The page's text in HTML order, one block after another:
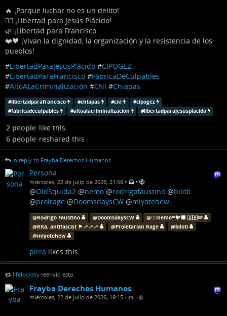
🔥 ¡Porque luchar no es un delito!
✊🏽 ¡Libertad para Jesús Plácido!
🌿 ¡Libertad para Francisco
❤️🖤 ¡Vivan la dignidad, la organización y la resistencia de los
pueblos!
#LibertadParaJesúsPlácido #CIPOGEZ
#LibertadParaFrancisco #FábricaDeCulpables
#AltoALaCriminalización #CNI #Chiapas
#libertadparafrancisco #chiapas #cni #cipogez
#fabricadeculpables #altoalacriminalizacion #libertadparajesusplacido
2 people like this
6 people reshared this
in reply to Frayba Derechos Humanos
Persona
miércoles, 22 de julio de 2026, 21:58 • •
@OldSquida2 @nemo @rodrigofaustino @biloti
@prolrage @DoomsdaysCW @miyotehew
@Rodrigo Faustino @DoomsdaysCW @🐦‍🔥nemo™🐦‍⬛ 🇺🇦🍉
@Rita, antifascist 🏴🦯🦯🦯 @Proletarian Rage @biloti
@miyotehew
pirra likes this.
lifelockdiy reenvió esto.
Frayba Derechos Humanos
miércoles, 22 de julio de 2026, 19:15 • •